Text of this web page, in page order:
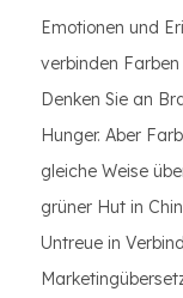
Emotionen und
verbinden
Denken Sie an
Hunger. Aber
gleiche Weise
grüner Hut in
Untreue in